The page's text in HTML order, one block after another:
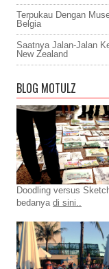
Terpukau Dengan
Belgia
Saatnya Jalan-Jalan
New Zealand
BLOG MOTULZ
Doodling versus
bedanya di sini..